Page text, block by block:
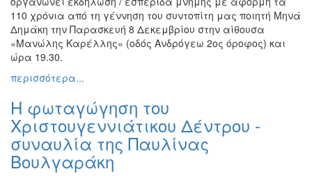
110 χρόνια από τη γέννηση του συντοπίτη μας ποιητή Μηνά
Δημάκη την Παρασκευή 8 Δεκεμβρίου στην αίθουσα
«Μανώλης Καρέλλης» (οδός Ανδρόγεω 2ος όροφος) και
ώρα 19.30.
περισσότερα...
H φωταγώγηση του
Χριστουγεννιάτικου Δέντρου -
συναυλία της Παυλίνας
Βουλγαράκη